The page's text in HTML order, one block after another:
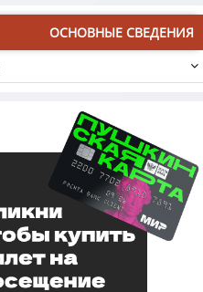
ОСНОВНЫЕ СВЕДЕНИЯ